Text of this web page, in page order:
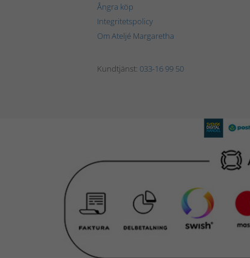
Ångra köp
Integritetspolicy
Om Ateljé Margaretha
Kundtjänst: 033-16 99 50